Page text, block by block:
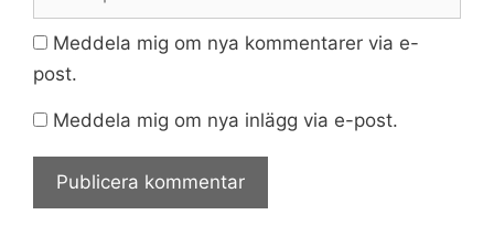
Meddela mig om nya kommentarer via e-
post.
Meddela mig om nya inlägg via e-post.